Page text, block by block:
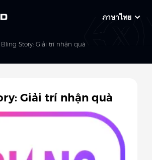
ภาษาไทย
Bling Story: Giải trí nhận quà
Giải trí nhận quà